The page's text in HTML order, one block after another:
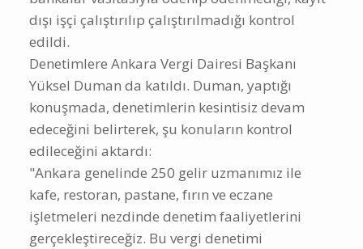
dışı işçi çalıştırılıp çalıştırılmadığı kontrol
edildi.
Denetimlere Ankara Vergi Dairesi Başkanı
Yüksel Duman da katıldı. Duman, yaptığı
konuşmada, denetimlerin kesintisiz devam
edeceğini belirterek, şu konuların kontrol
edileceğini aktardı:
"Ankara genelinde 250 gelir uzmanımız ile
kafe, restoran, pastane, fırın ve eczane
işletmeleri nezdinde denetim faaliyetlerini
gerçekleştireceğiz. Bu vergi denetimi